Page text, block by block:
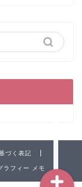
づく表記
フィー メモ